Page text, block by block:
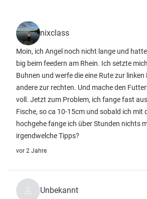
nixclass
Moin, ich Angel noch nicht lange und
big beim feedern am Rhein. Ich setzte
Buhnen und werfe die eine Rute zur linken
andere zur rechten. Und mache den
voll. Jetzt zum Problem, ich fange fast
Fische, so ca 10-15cm und sobald ich mit
hochgehe fange ich über Stunden nichts
irgendwelche Tipps?
vor 2 Jahre
Unbekannt